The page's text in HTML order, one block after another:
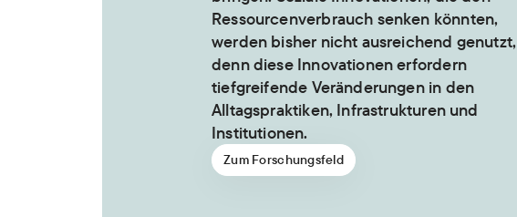
Ressourcenverbrauch senken könnten,
werden bisher nicht ausreichend genutzt,
denn diese Innovationen erfordern
tiefgreifende Veränderungen in den
Alltagspraktiken, Infrastrukturen und
Institutionen.
Zum Forschungsfeld